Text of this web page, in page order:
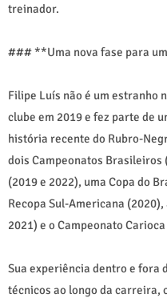
treinador.
### **Uma nova fase para
Filipe Luís não é um estranho
clube em 2019 e fez parte de
história recente do Rubro-
dois Campeonatos Brasileiros
(2019 e 2022), uma Copa do
Recopa Sul-Americana
2021) e o Campeonato
Sua experiência dentro e fora
técnicos ao longo da carreira,